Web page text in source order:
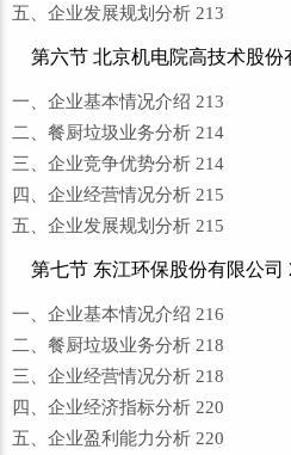
五、企业发展规划分析 213
第六节 北京机电院高技术股份
一、企业基本情况介绍 213
二、餐厨垃圾业务分析 214
三、企业竞争优势分析 214
四、企业经营情况分析 215
五、企业发展规划分析 215
第七节 东江环保股份有限公司
一、企业基本情况介绍 216
二、餐厨垃圾业务分析 218
三、企业经营情况分析 218
四、企业经济指标分析 220
五、企业盈利能力分析 220